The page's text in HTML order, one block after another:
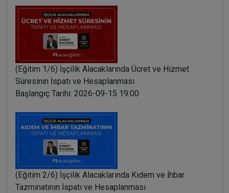
(Eğitim 1/6) İşçilik Alacaklarında Ücret ve Hizmet
Süresinin İspatı ve Hesaplanması
Başlangıç Tarihi: 2026-09-15 19:00
(Eğitim 2/6) İşçilik Alacaklarında Kıdem ve İhbar
Tazminatının İspatı ve Hesaplanması